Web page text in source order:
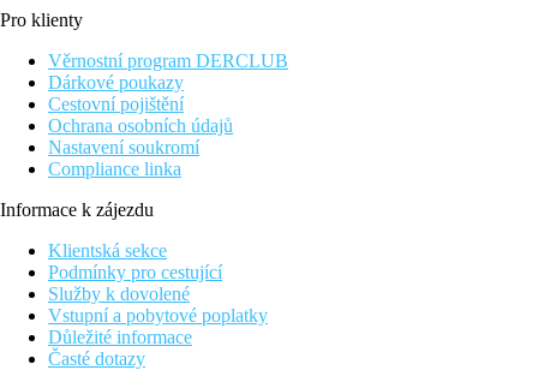
Pro klienty
Věrnostní program DERCLUB
Dárkové poukazy
Cestovní pojištění
Ochrana osobních údajů
Nastavení soukromí
Compliance linka
Informace k zájezdu
Klientská sekce
Podmínky pro cestující
Služby k dovolené
Vstupní a pobytové poplatky
Důležité informace
Časté dotazy